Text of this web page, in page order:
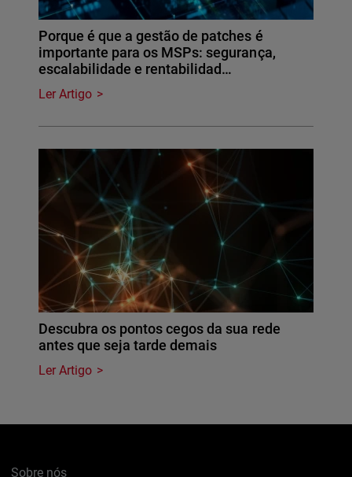
Porque é que a gestão de patches é
importante para os MSPs: segurança,
escalabilidade e rentabilidad…
Ler Artigo
Descubra os pontos cegos da sua rede
antes que seja tarde demais
Ler Artigo
Sobre nós